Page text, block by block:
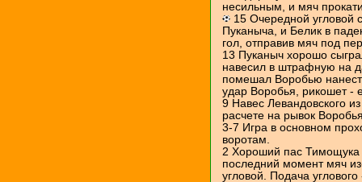
несильным, и мяч
15 Очередной угловой
Пуканыча, и Белик в
гол, отправив мяч под
13 Пуканыч хорошо
навесил в штрафную на
помешал Воробью
удар Воробья, рикошет -
9 Навес Левандовского
расчете на рывок
3-7 Игра в основном
воротам.
2 Хороший пас Тимощука
последний момент мяч
угловой. Подача